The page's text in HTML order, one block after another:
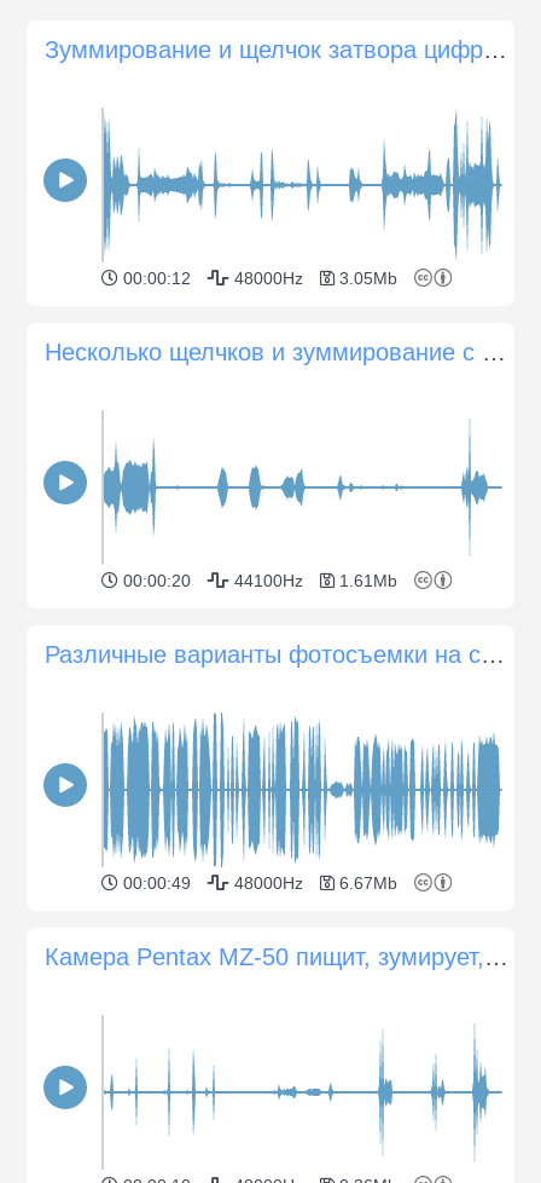
Зуммирование и щелчок затвора цифровой камеры Canon G9
00:00:12 48000Hz 3.05Mb
Несколько щелчков и зуммирование с помощью камеры Minolta Vectis-300 APS
00:00:20 44100Hz 1.61Mb
Различные варианты фотосъемки на современный фотоаппарат Canon
00:00:49 48000Hz 6.67Mb
Камера Pentax MZ-50 пищит, зумирует, щелкает затвором